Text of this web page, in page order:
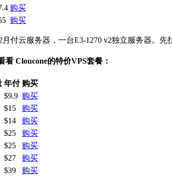
购买
购买
付云服务器，一台E3-1270 v2独立服务器。
Cloucone的特价VPS套餐：
年付 购买
$9.9 购买
$15
购买
$14
购买
$25
购买
$25
购买
$27
购买
$39
购买